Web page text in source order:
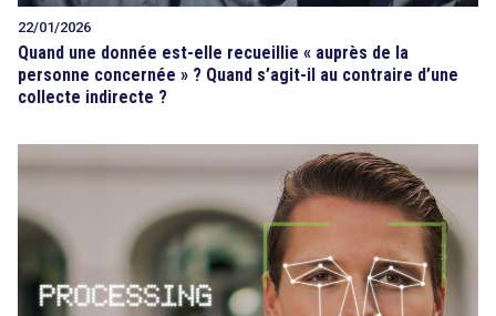
22/01/2026
Quand une donnée est-elle recueillie « auprès de la
personne concernée » ? Quand s’agit-il au contraire d’une
collecte indirecte ?